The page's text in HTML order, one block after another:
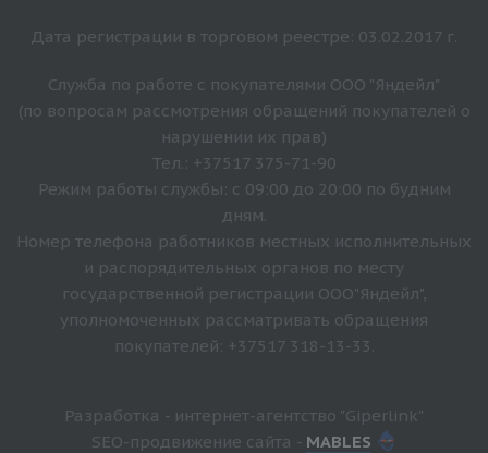
Дата регистрации в торговом реестре: 03.02.2017 г.
Служба по работе с покупателями ООО "Яндейл"
(по вопросам рассмотрения обращений покупателей о
нарушении их прав)
Тел.: +37517 375-71-90
Режим работы службы: с 09:00 до 20:00 по будним
дням.
Номер телефона работников местных исполнительных
и распорядительных органов по месту
государственной регистрации ООО"Яндейл",
уполномоченных рассматривать обращения
покупателей: +37517 318-13-33.
Разработка - интернет-агентство "Giperlink"
SEO-продвижение сайта - MABLES